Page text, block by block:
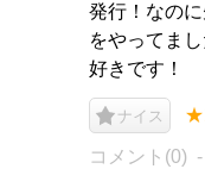
発行！なの
をやってま
好きです！
ナイス
コメント(0)